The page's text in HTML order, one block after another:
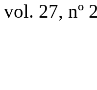
vol. 27, nº